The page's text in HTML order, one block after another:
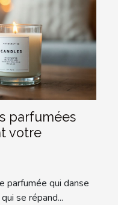
parfumées
votre
parfumée qui danse
se répand...